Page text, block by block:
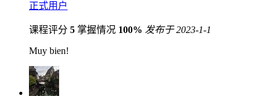
正式用户
课程评分 5 掌握情况 100% 发布于 2023-1-1
Muy bien!